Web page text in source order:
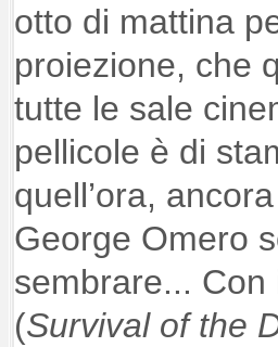
otto di mattina
proiezione, che
tutte le sale
pellicole è di
quell’ora,
George Omero
sembrare...
(Survival of the